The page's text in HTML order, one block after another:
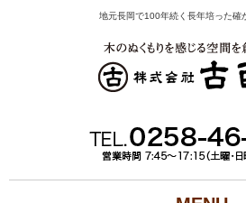
地元長岡で100年続く長年培った確